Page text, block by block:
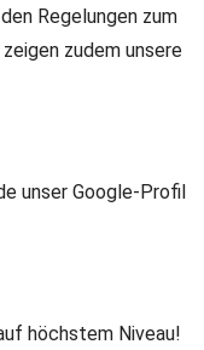
Regelungen zum
zudem unsere
unser Google-Profil
höchstem Niveau!